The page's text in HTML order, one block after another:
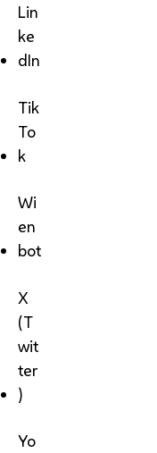
Lin
ke
dIn
Tik
To
k
Wi
en
bot
X
(T
wit
ter
)
Yo